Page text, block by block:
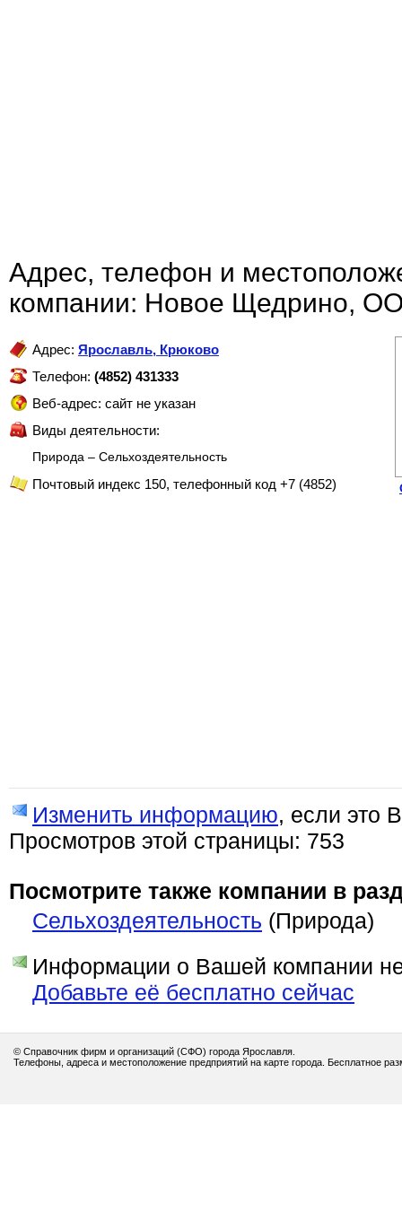
Адрес, телефон и
компании: Новое Щедрино,
Адрес: Ярославль, Крюково
Телефон: (4852) 431333
Веб-адрес: сайт не указан
Виды деятельности:
Природа – Сельхоздеятельность
Почтовый индекс 150, телефонный код +7 (4852)
Изменить информацию, если это
Просмотров этой страницы: 753
Посмотрите также компании в
Сельхоздеятельность (Природа)
Информации о Вашей компании
Добавьте её бесплатно сейчас
© Справочник фирм и организаций (СФО) города Ярославля.
Телефоны, адреса и местоположение предприятий на карте города. Бесплатное